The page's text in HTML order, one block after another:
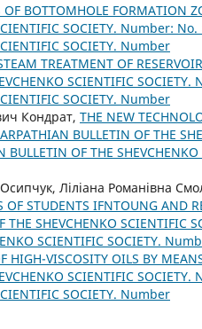
OF BOTTOMHOLE FORMATION
SOCIETY. Number:
SOCIETY. Number
TREATMENT OF
SCIENTIFIC
SOCIETY. Number
Кондрат, THE NEW
BULLETIN OF THE
OF THE SHEVCHENKO
Ліліана Романівна
STUDENTS IFNTOUNG AND
THE SHEVCHENKO
SCIENTIFIC SOCIETY.
HIGH-VISCOSITY OILS BY
SCIENTIFIC
SOCIETY. Number